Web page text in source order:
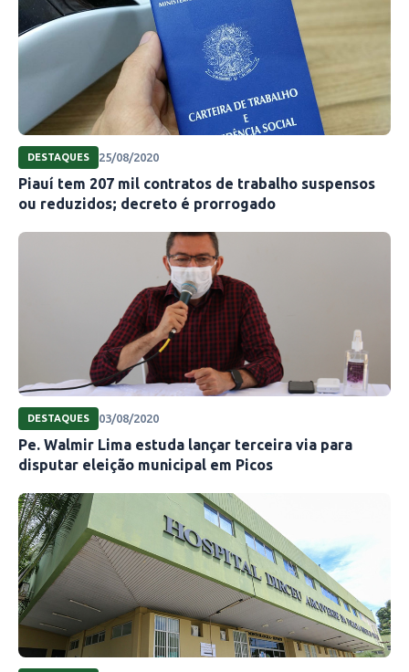
DESTAQUES 25/08/2020
Piauí tem 207 mil contratos de trabalho suspensos
ou reduzidos; decreto é prorrogado
DESTAQUES 03/08/2020
Pe. Walmir Lima estuda lançar terceira via para
disputar eleição municipal em Picos